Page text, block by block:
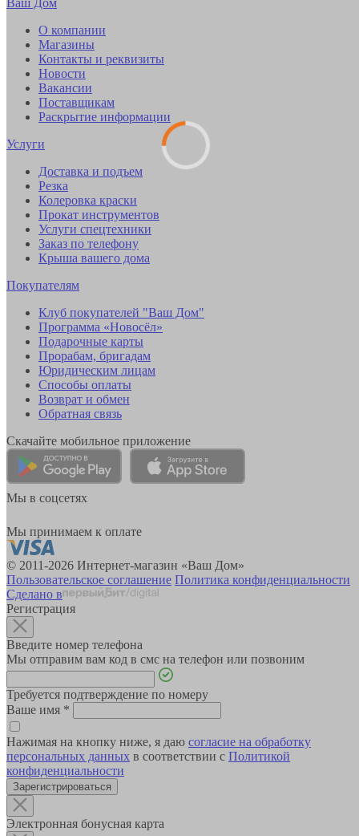
О компании
Магазины
Контакты и реквизиты
Новости
Вакансии
Поставщикам
Раскрытие информации
Услуги
Доставка и подъем
Резка
Колеровка краски
Прокат инструментов
Услуги спецтехники
Заказ по телефону
Крыша вашего дома
Покупателям
Клуб покупателей "Ваш Дом"
Программа «Новосёл»
Подарочные карты
Прорабам, бригадам
Юридическим лицам
Способы оплаты
Возврат и обмен
Обратная связь
Скачайте мобильное приложение
Мы в соцсетях
Мы принимаем к оплате
© 2011-2026 Интернет-магазин «Ваш Дом»
Пользовательское соглашение Политика конфиденциальности
Сделано в
Регистрация
Введите номер телефона
Мы отправим вам код в смс на телефон или позвоним
Требуется подтверждение по номеру
Ваше имя *
Нажимая на кнопку ниже, я даю согласие на обработку
персональных данных в соответствии с Политикой
конфиденциальности
Зарегистрироваться
Электронная бонусная карта